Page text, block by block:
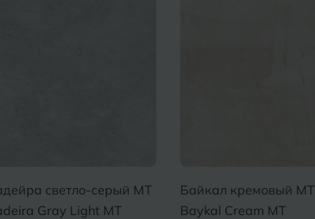
светло-серый MT
Gray Light MT
Байкал кремовый MT
Baykal Cream MT